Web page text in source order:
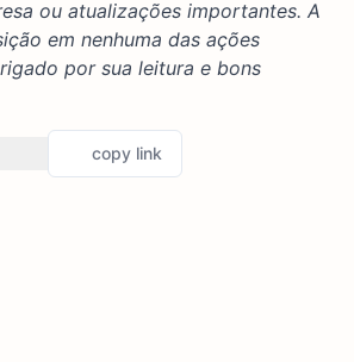
ou atualizações importantes. A
em nenhuma das ações
por sua leitura e bons
copy link